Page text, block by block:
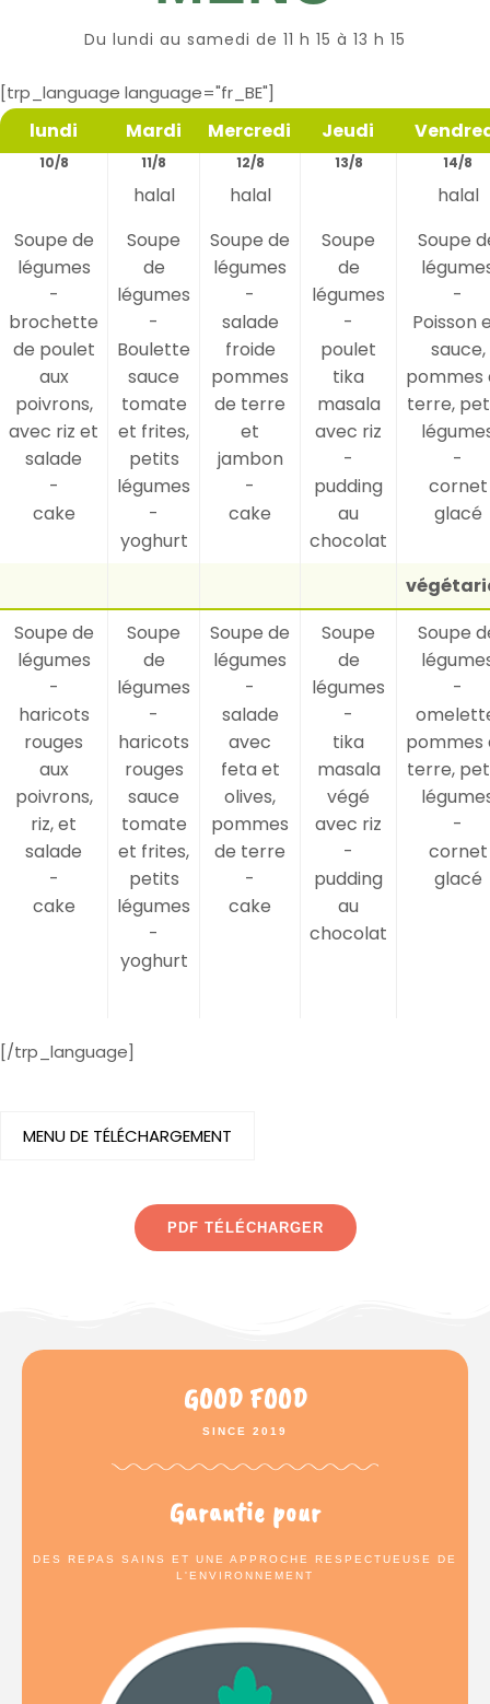
Du lundi au samedi de 11 h 15 à 13 h 15
[trp_language language="fr_BE"]
lundi Mardi Mercredi Jeudi
10/8 11/8 12/8 13/8 14/8
halal halal
halal
Soupe de
légumes
-
brochette
de poulet
aux
poivrons,
avec riz et
salade
-
cake
Soupe
de
légumes
-
Boulette
sauce
tomate
et frites,
petits
légumes
-
yoghurt
Soupe de
légumes
-
salade
froide
pommes
de terre
et
jambon
-
cake
Soupe
de
légumes
-
poulet
tika
masala
avec riz
-
pudding
au
chocolat
Soupe
-
Poisson
sauce,
pommes
terre,
-
cornet
glacé
Soupe de
légumes
-
haricots
rouges
aux
poivrons,
riz, et
salade
-
cake
Soupe
de
légumes
-
haricots
rouges
sauce
tomate
et frites,
petits
légumes
-
yoghurt
Soupe de
légumes
-
salade
avec
feta et
olives,
pommes
de terre
-
cake
Soupe
de
légumes
-
tika
masala
végé
avec riz
-
pudding
au
chocolat
Soupe
-
pommes
terre,
-
cornet
glacé
[/trp_language]
PDF TÉLÉCHARGER
GOOD FOOD
SINCE 2019
Garantie pour
DES REPAS SAINS ET UNE APPROCHE RESPECTUEUSE DE
L'ENVIRONNEMENT